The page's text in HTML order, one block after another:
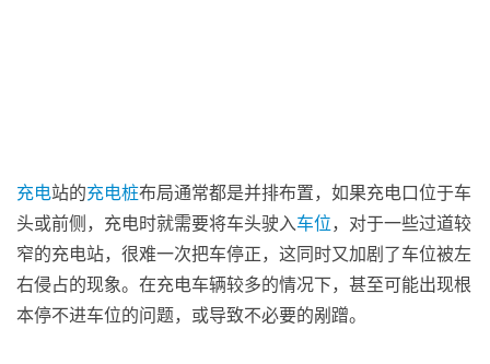
充电站的充电桩布局通常都是并排布置，如果充电口位于车
头或前侧，充电时就需要将车头驶入车位，对于一些过道较
窄的充电站，很难一次把车停正，这同时又加剧了车位被左
右侵占的现象。在充电车辆较多的情况下，甚至可能出现根
本停不进车位的问题，或导致不必要的剐蹭。